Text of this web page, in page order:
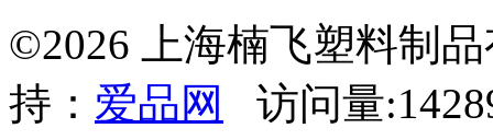
©2026 上海楠飞塑料制
持： 爱品网
访问量